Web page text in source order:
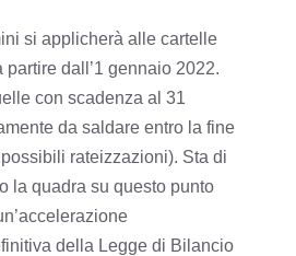
si applicherà alle cartelle
dall’1 gennaio 2022.
con scadenza al 31
da saldare entro la fine
rateizzazioni). Sta di
la quadra su questo punto
della Legge di Bilancio